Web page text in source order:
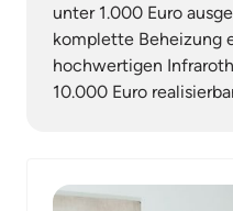
unter 1.000 Euro
komplette Beheizung
hochwertigen
10.000 Euro